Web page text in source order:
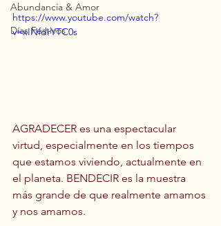
Abundancia & Amor
Días Festivos
https://www.youtube.com/watch?
v=xINfdrYTC0s
AGRADECER es una espectacular
virtud, especialmente en los tiempos
que estamos viviendo, actualmente en
el planeta. BENDECIR es la muestra
más grande de que realmente amamos
y nos amamos.